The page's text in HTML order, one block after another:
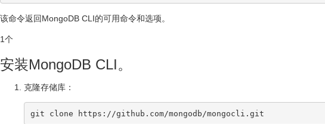
该命令返回MongoDB CLI的可用命令和选项。
1个
安装MongoDB CLI。
克隆存储库：